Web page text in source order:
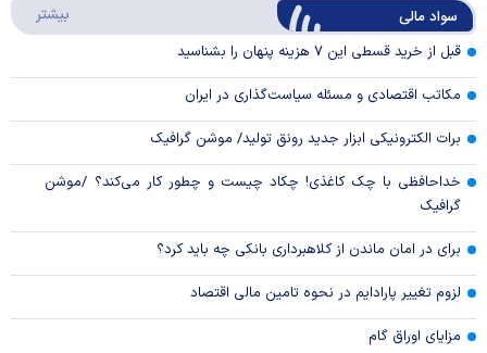
Video
سواد مالی بیشتر
قبل از خرید قسطی این ۷ هزینه پنهان را بشناسید
مکاتب اقتصادی و مسئله سیاست‌گذاری در ایران
برات الکترونیکی ابزار جدید رونق تولید/ موشن گرافیک
خداحافظی با چک کاغذی! چکاد چیست و چطور کار می‌کند؟ /موشن
گرافیک
برای در امان ماندن از کلاهبرداری بانکی چه باید کرد؟
لزوم تغییر پارادایم در نحوه تامین مالی اقتصاد
مزایای اوراق گام